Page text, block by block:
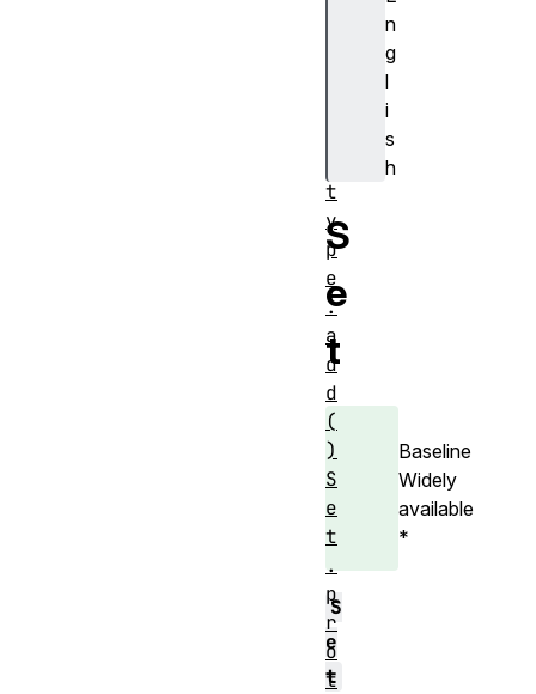
n
g
l
i
s
h
S
e
t
Baseline
Widely
available
*
S
e
t
t
y
p
e
.
a
d
d
(
)
S
e
t
.
p
r
o
t